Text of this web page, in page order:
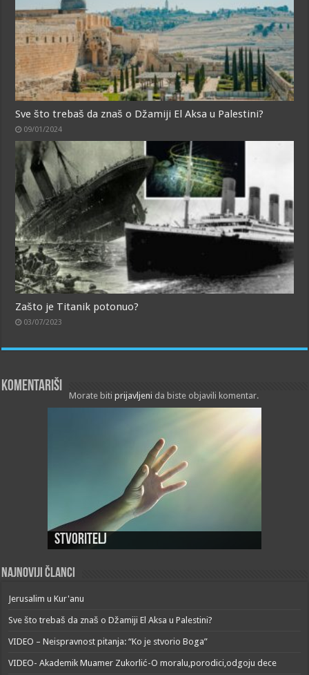
Sve što trebaš da znaš o Džamiji El Aksa u Palestini?
09/01/2024
Zašto je Titanik potonuo?
03/07/2023
Komentariši
Morate bitiprijavljeni da biste objavili komentar.
Stvoritelj
Najnoviji članci
Jerusalim u Kur'anu
Sve što trebaš da znaš o Džamiji El Aksa u Palestini?
VIDEO – Neispravnost pitanja: “Ko je stvorio Boga”
VIDEO- Akademik Muamer Zukorlić-O moralu,porodici,odgoju dece